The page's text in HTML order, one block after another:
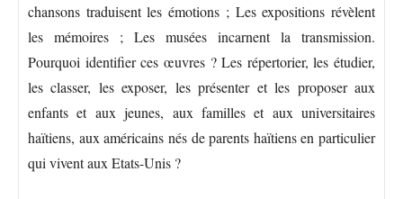
chansons traduisent les émotions ; Les expositions révèlent
les mémoires ; Les musées incarnent la transmission.
Pourquoi identifier ces œuvres ? Les répertorier, les étudier,
les classer, les exposer, les présenter et les proposer aux
enfants et aux jeunes, aux familles et aux universitaires
haïtiens, aux américains nés de parents haïtiens en particulier
qui vivent aux Etats-Unis ?